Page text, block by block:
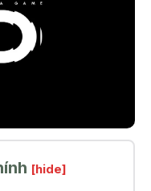
[hide]